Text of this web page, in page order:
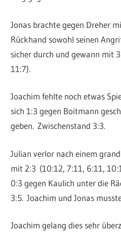
Jonas brachte gegen Dreher
Rückhand sowohl seinen
sicher durch und gewann mit
11:7).
Joachim fehlte noch etwas
sich 1:3 gegen Boitmann
geben.Zwischenstand 3:3.
Julian verlor nach einem
mit 2:3 (10:12, 7:11, 6:11,
0:3 gegen Kaulich unter die
3:5.Joachim und Jonas
Joachim gelang dies sehr